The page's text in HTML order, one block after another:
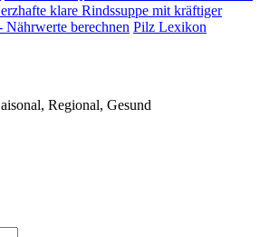
klare Rindssuppe mit kräftiger
Nährwerte berechnen Pilz Lexikon
Regional, Gesund